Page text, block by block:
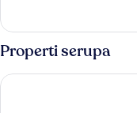
Kamar
Double
Comfort,
Tempat
Properti serupa
Tufton Arms Hotel